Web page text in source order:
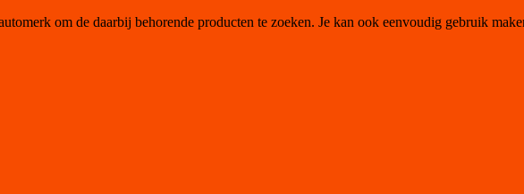
om de daarbij behorende producten te zoeken. Je kan ook eenvoudig gebruik